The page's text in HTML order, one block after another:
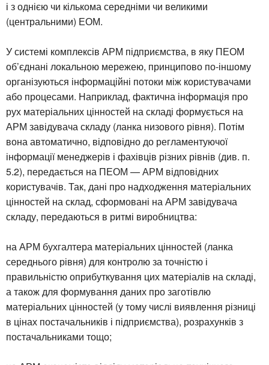
і з однією чи кількома середніми чи великими
(центральними) ЕОМ.
У системі комплексів АРМ підприємства, в яку ПЕОМ
об’єднані локальною мережею, принципово по-іншому
організуються інформаційні потоки між користувачами
або процесами. Наприклад, фактична інформація про
рух матеріальних цінностей на складі формується на
АРМ завідувача складу (ланка низового рівня). Потім
вона автоматично, відповідно до регламентуючої
інформації менеджерів і фахівців різних рівнів (див. п.
5.2), передається на ПЕОМ — АРМ відповідних
користувачів. Так, дані про надходження матеріальних
цінностей на склад, сформовані на АРМ завідувача
складу, передаються в ритмі виробництва:
на АРМ бухгалтера матеріальних цінностей (ланка
середнього рівня) для контролю за точністю і
правильністю оприбуткування цих матеріалів на складі,
а також для формування даних про заготівлю
матеріальних цінностей (у тому числі виявлення різниці
в цінах постачальників і підприємства), розрахунків з
постачальниками тощо;